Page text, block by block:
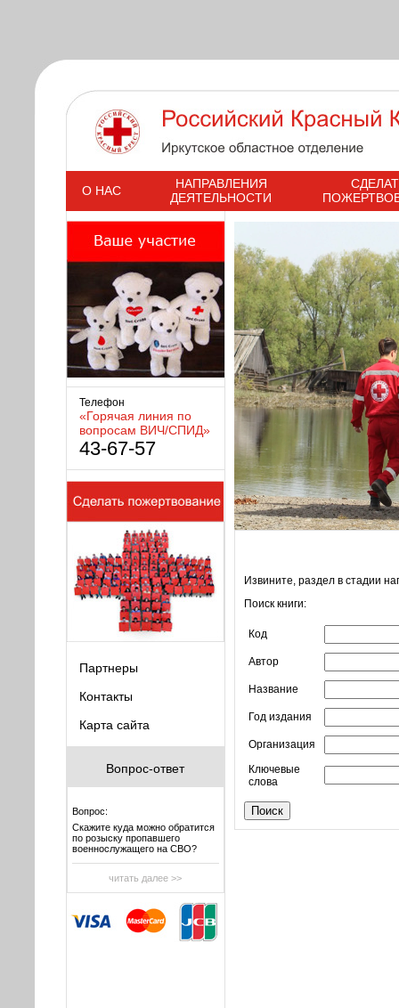
s
О НАС
НАПРАВЛЕНИЯ
ДЕЯТЕЛЬНОСТИ
Телефон
«Горячая линия по
вопросам ВИЧ/СПИД»
43-67-57
Партнеры
Контакты
Карта сайта
Вопрос-ответ
Вопрос:
Скажите куда можно обратится
по розыску пропавшего
военнослужащего на СВО?
читать далее >>
Извините, раздел в стадии
Поиск книги:
Код
Автор
Название
Год издания
Организация
Ключевые
слова